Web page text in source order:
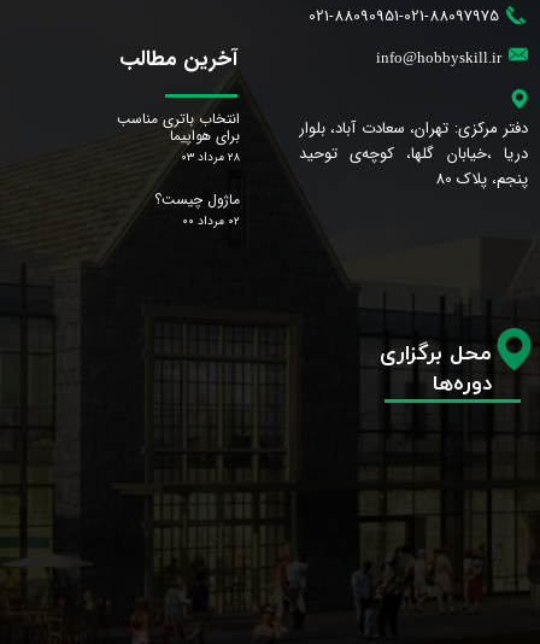
021-88090951-021-88097975
info@hobbyskill.ir
دفتر مرکزی: تهران، سعادت آباد، بلوار
دریا ،خیابان گلها، کوچه‌ی توحید
پنجم، پلاک 80
آخرین مطالب
انتخاب باتری مناسب
برای هواپیما
۲۸ مرداد ۰۳
ماژول چیست؟
۰۲ مرداد ۰۰
محل برگزاری
دوره‌ها